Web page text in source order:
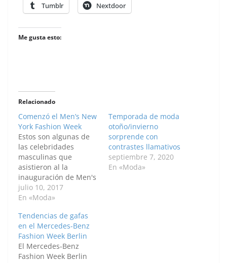
Tumblr Nextdoor
Me gusta esto:
Relacionado
Comenzó el Men’s New
York Fashion Week
Estos son algunas de
las celebridades
masculinas que
asistieron al la
inauguración de Men's
New York Fashion
Week. Paris Warren
from Getty Images
Nathan Gates Embed
from Getty Images El
actor Matt Bomer
Embed from Getty
julio 10, 2017
En «Moda»
Temporada de moda
otoño/invierno
sorprende con
contrastes llamativos
septiembre 7, 2020
En «Moda»
Tendencias de gafas
en el Mercedes-Benz
Fashion Week Berlin
El Mercedes-Benz
Fashion Week Berlin